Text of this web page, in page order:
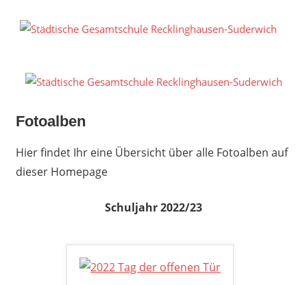
Inhalt
Fotoalben
Hier findet Ihr eine Übersicht über alle Fotoalben auf
dieser Homepage
Schuljahr 2022/23